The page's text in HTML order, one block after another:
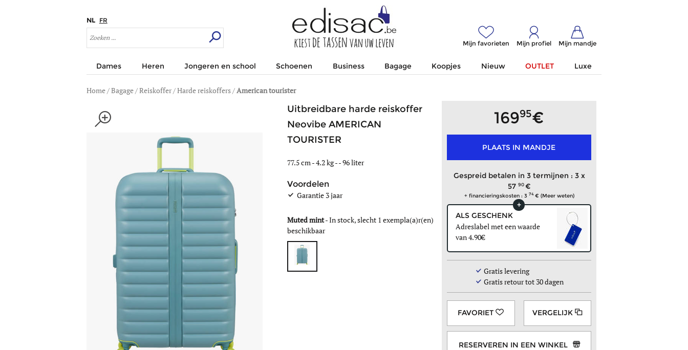
NL FR
Mijn favorieten Mijn profiel Mijn mandje
Dames Heren Jongeren en school Schoenen Business Bagage Koopjes Nieuw OUTLET Luxe
Home/Bagage/Reiskoffer/Harde reiskoffers/American tourister
Uitbreidbare harde reiskoffer
Neovibe AMERICAN
TOURISTER
77.5 cm - 4.2 kg - - 96 liter
Voordelen
Garantie 3 jaar
Muted mint-In stock, slecht 1 exempla(a)r(en)
beschikbaar
16995
PLAATS IN MANDJE
Gespreid betalen in 3 termijnen : 3 x
57 90
+ financieringskosten : 3 74 (Meer weten)
ALS GESCHENK
Adreslabel met een waarde
van 4.90
Gratis levering
Gratis retour tot 30 dagen
VERGELIJK
RESERVEREN IN EEN WINKEL